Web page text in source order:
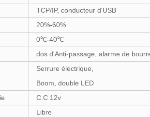
TCP/IP, conducteur d'USB
20%-60%
0℃-40℃
dos d'Anti-passage, alarme de
Serrure électrique,
Boom, double LED
C.C 12v
Libre